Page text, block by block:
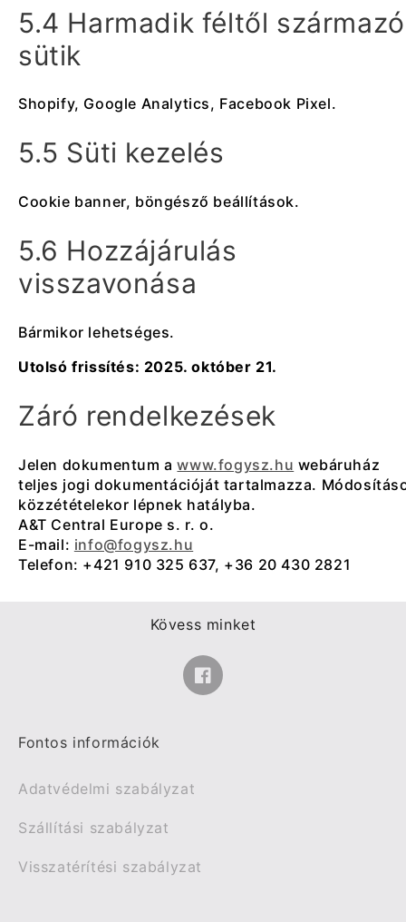
5.4 Harmadik féltől származó
sütik
Shopify, Google Analytics, Facebook Pixel.
5.5 Süti kezelés
Cookie banner, böngésző beállítások.
5.6 Hozzájárulás
visszavonása
Bármikor lehetséges.
Utolsó frissítés: 2025. október 21.
Záró rendelkezések
Jelen dokumentum a www.fogysz.hu webáruház
teljes jogi dokumentációját tartalmazza.
közzétételekor lépnek hatályba.
A&T Central Europe s. r. o.
E-mail: info@fogysz.hu
Telefon: +421 910 325 637, +36 20 430 2821
Kövess minket
Facebook
Fontos információk
Adatvédelmi szabályzat
Szállítási szabályzat
Visszatérítési szabályzat